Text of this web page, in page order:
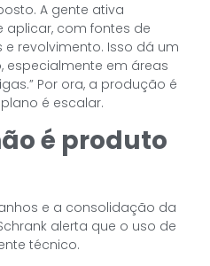
A gente ativa
com fontes de
revolvimento. Isso dá um
especialmente em áreas
Por ora, a produção é
é escalar.
é produto
e a consolidação da
alerta que o uso de
técnico.